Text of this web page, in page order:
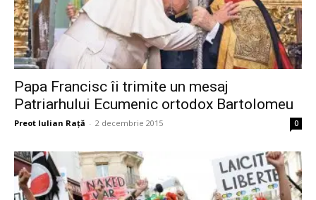
Papa Francisc îi trimite un mesaj
Patriarhului Ecumenic ortodox Bartolomeu
Preot Iulian Raţă - 2 decembrie 2015 0